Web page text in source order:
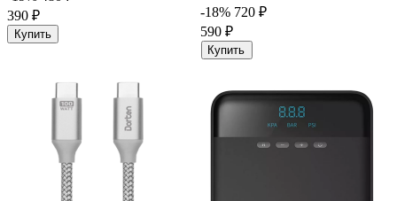
390 ₽
Купить
-18% 720 ₽
590 ₽
Купить